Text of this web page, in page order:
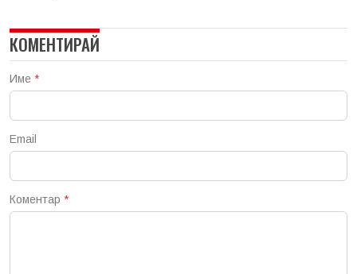
КОМЕНТИРАЙ
Име *
Email
Коментар *